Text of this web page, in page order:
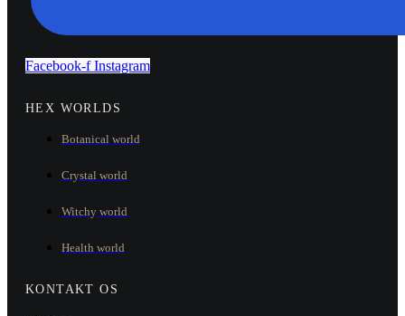
Facebook-f Instagram
HEX WORLDS
Botanical world
Crystal world
Witchy world
Health world
KONTAKT OS